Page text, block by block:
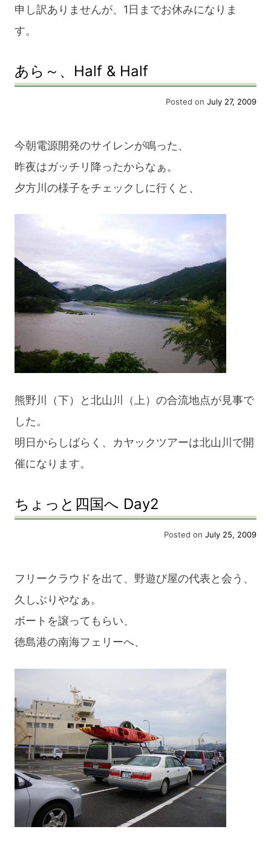
申し訳ありませんが、1日までお休みになりま
す。
あら～、Half & Half
Posted on July 27, 2009
今朝電源開発のサイレンが鳴った、
昨夜はガッチリ降ったからなぁ。
夕方川の様子をチェックしに行くと、
熊野川（下）と北山川（上）の合流地点が見事で
した。
明日からしばらく、カヤックツアーは北山川で開
催になります。
ちょっと四国へ Day2
Posted on July 25, 2009
フリークラウドを出て、野遊び屋の代表と会う、
久しぶりやなぁ。
ボートを譲ってもらい、
徳島港の南海フェリーへ、